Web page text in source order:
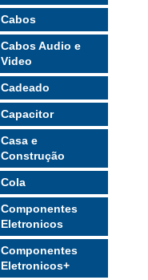
Cabos
Cabos Audio e
Video
Cadeado
Capacitor
Casa e
Construção
Cola
Componentes
Eletronicos
Componentes
Eletronicos+